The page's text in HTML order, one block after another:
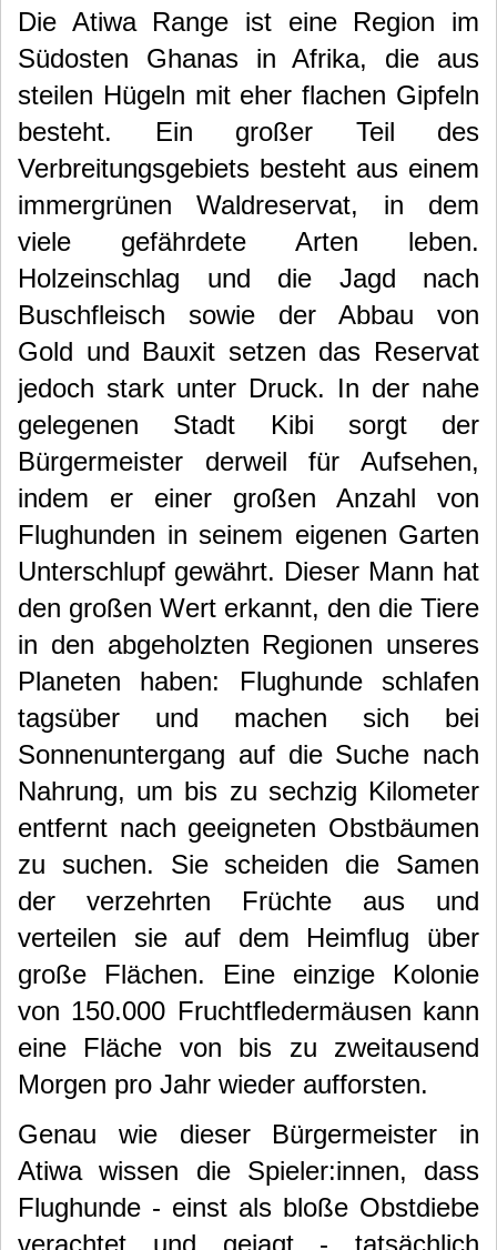
Die Atiwa Range ist eine Region im
Südosten Ghanas in Afrika, die aus
steilen Hügeln mit eher flachen Gipfeln
besteht. Ein großer Teil des
Verbreitungsgebiets besteht aus einem
immergrünen Waldreservat, in dem
viele gefährdete Arten leben.
Holzeinschlag und die Jagd nach
Buschfleisch sowie der Abbau von
Gold und Bauxit setzen das Reservat
jedoch stark unter Druck. In der nahe
gelegenen Stadt Kibi sorgt der
Bürgermeister derweil für Aufsehen,
indem er einer großen Anzahl von
Flughunden in seinem eigenen Garten
Unterschlupf gewährt. Dieser Mann hat
den großen Wert erkannt, den die Tiere
in den abgeholzten Regionen unseres
Planeten haben: Flughunde schlafen
tagsüber und machen sich bei
Sonnenuntergang auf die Suche nach
Nahrung, um bis zu sechzig Kilometer
entfernt nach geeigneten Obstbäumen
zu suchen. Sie scheiden die Samen
der verzehrten Früchte aus und
verteilen sie auf dem Heimflug über
große Flächen. Eine einzige Kolonie
von 150.000 Fruchtfledermäusen kann
eine Fläche von bis zu zweitausend
Morgen pro Jahr wieder aufforsten.
Genau wie dieser Bürgermeister in
Atiwa wissen die Spieler:innen, dass
Flughunde - einst als bloße Obstdiebe
verachtet und gejagt - tatsächlich